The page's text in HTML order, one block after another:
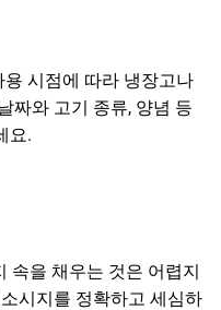
시점에 따라 냉장고나
짜와 고기 종류, 양념 등
요.
속을 채우는 것은 어렵지
시지를 정확하고 세심하